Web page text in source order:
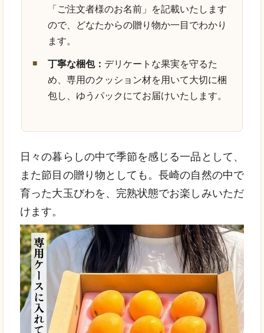
「ご注文者様のお名前」を記載いたします
ので、どなたからの贈り物か一目でわかり
ます。
丁寧な梱包： デリケートな果実を守るた
め、専用のクッション材を用いて大切に梱
包し、ゆうパックにてお届けいたします。
日々の暮らしの中で季節を感じる一品として、
また節目の贈り物としても。長崎の自然の中で
育った大玉びわを、完熟状態でお楽しみいただ
けます。